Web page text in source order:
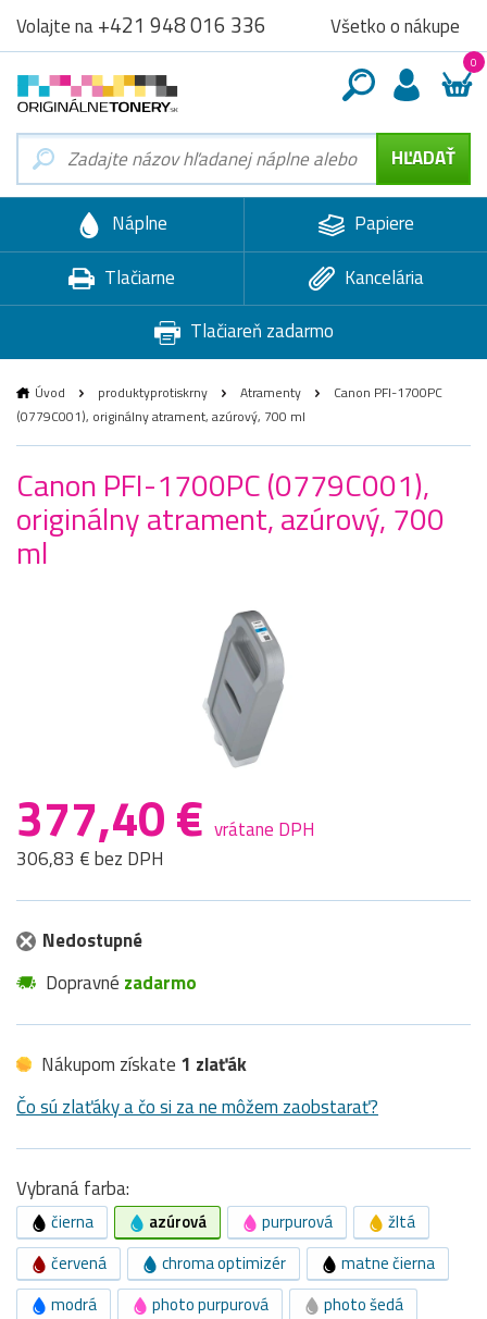
Volajte na+421 948 016 336 Všetko o nákupe
0
Náplne
Papiere
Tlačiarne
Kancelária
Tlačiareň zadarmo
Úvod produktyprotiskrny Atramenty
Canon PFI-1700PC
(0779C001), originálny atrament, azúrový, 700 ml
Canon PFI-1700PC (0779C001),
originálny atrament, azúrový, 700
ml
377,40 € vrátane DPH
306,83 € bez DPH
Nedostupné
Dopravné zadarmo
Nákupom získate 1 zlaťák
Čo sú zlaťáky a čo si za ne môžem zaobstarať?
Vybraná farba:
čierna azúrová purpurová
žltá
červená
chroma optimizér
matne čierna
modrá
photo purpurová
photo šedá